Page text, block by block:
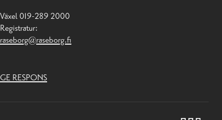
Växel 019-289 2000
Registratur:
raseborg@raseborg.fi
GE RESPONS